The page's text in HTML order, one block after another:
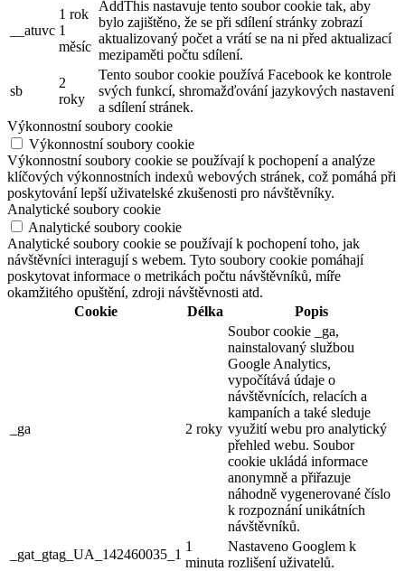
__atuvc
1 rok
1
měsíc
AddThis nastavuje tento soubor cookie tak, aby
bylo zajištěno, že se při sdílení stránky zobrazí
aktualizovaný počet a vrátí se na ni před aktualizací
mezipaměti počtu sdílení.
sb
2
roky
Tento soubor cookie používá Facebook ke kontrole
svých funkcí, shromažďování jazykových nastavení
a sdílení stránek.
Výkonnostní soubory cookie
Výkonnostní soubory cookie
Výkonnostní soubory cookie se používají k pochopení a analýze
klíčových výkonnostních indexů webových stránek, což pomáhá při
poskytování lepší uživatelské zkušenosti pro návštěvníky.
Analytické soubory cookie
Analytické soubory cookie
Analytické soubory cookie se používají k pochopení toho, jak
návštěvníci interagují s webem. Tyto soubory cookie pomáhají
poskytovat informace o metrikách počtu návštěvníků, míře
okamžitého opuštění, zdroji návštěvnosti atd.
Cookie
Délka Popis
_ga 2 roky
Soubor cookie _ga,
nainstalovaný službou
Google Analytics,
vypočítává údaje o
návštěvnících, relacích a
kampaních a také sleduje
využití webu pro analytický
přehled webu. Soubor
cookie ukládá informace
anonymně a přiřazuje
náhodně vygenerované číslo
k rozpoznání unikátních
návštěvníků.
_gat_gtag_UA_142460035_1
1
minuta
Nastaveno Googlem k
rozlišení uživatelů.